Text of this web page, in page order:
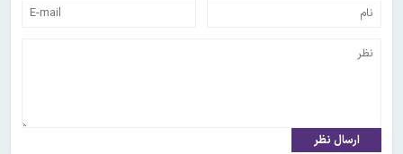
ارسال نظر